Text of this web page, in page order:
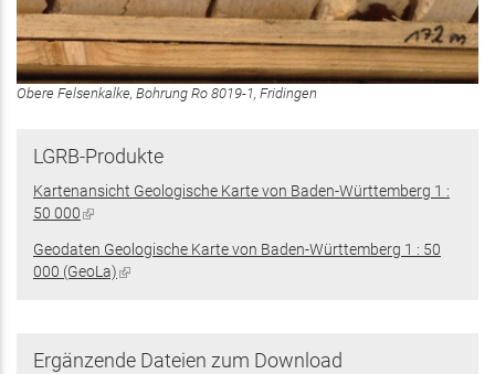
Obere Felsenkalke, Bohrung Ro 8019-1, Fridingen
LGRB-Produkte
Kartenansicht Geologische Karte von Baden-Württemberg 1 :
50 000(Link
extern)
Geodaten Geologische Karte von Baden-Württemberg 1 : 50
000 (GeoLa)(Link
Ergänzende Dateien zum Download